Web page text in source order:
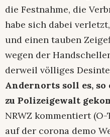
die Festnahme, die
habe sich dabei
und einen tauben
wegen der
derweil völliges
Andernorts soll es,
zu Polizeigewalt
NRWZ kommentiert
auf der corona demo